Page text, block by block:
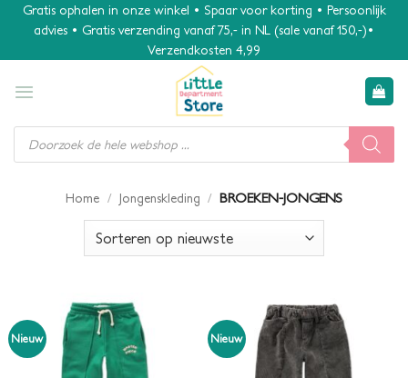
Gratis ophalen in onze winkel • Spaar voor korting • Persoonlijk
advies • Gratis verzending vanaf 75,- in NL (sale vanaf 150,-)•
Verzendkosten 4,99
Producten
zoeken
Home / Jongenskleding / BROEKEN-JONGENS
Nieuw Nieuw